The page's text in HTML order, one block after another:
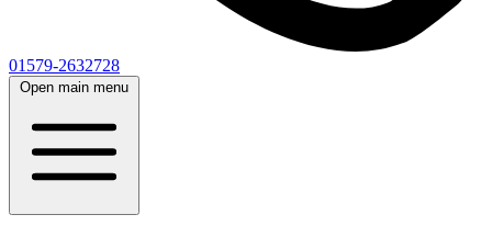
01579-2632728
Open main menu